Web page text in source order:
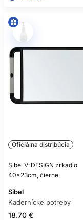
Oficiálna distribúcia
Sibel V-DESIGN zrkadlo
40x23cm, čierne
Sibel
Kadernícke potreby
18.70 €